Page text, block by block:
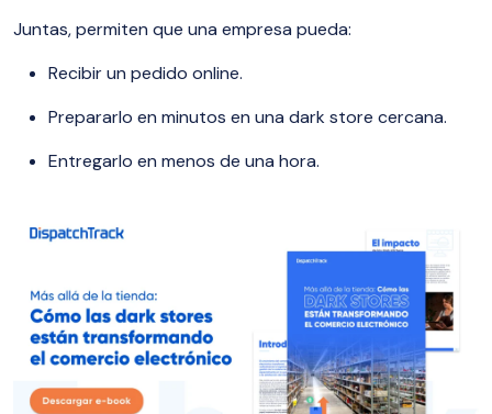
Juntas, permiten que una empresa pueda:
Recibir un pedido online.
Prepararlo en minutos en una dark store cercana.
Entregarlo en menos de una hora.